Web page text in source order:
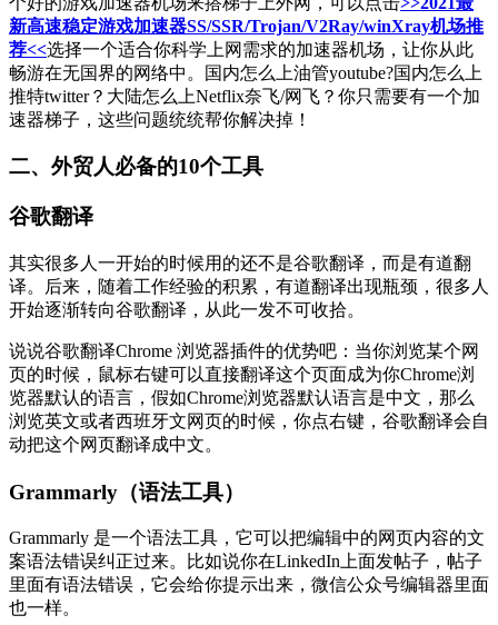
新高速稳定游戏加速器SS/SSR/Trojan/V2Ray/winXray机场推
荐<<选择一个适合你科学上网需求的加速器机场，让你从此
畅游在无国界的网络中。国内怎么上油管youtube?国内怎么上
推特twitter？大陆怎么上Netflix奈飞/网飞？你只需要有一个加
速器梯子，这些问题统统帮你解决掉！
二、外贸人必备的10个工具
谷歌翻译
其实很多人一开始的时候用的还不是谷歌翻译，而是有道翻
译。后来，随着工作经验的积累，有道翻译出现瓶颈，很多人
开始逐渐转向谷歌翻译，从此一发不可收拾。
说说谷歌翻译Chrome 浏览器插件的优势吧：当你浏览某个网
页的时候，鼠标右键可以直接翻译这个页面成为你Chrome浏
览器默认的语言，假如Chrome浏览器默认语言是中文，那么
浏览英文或者西班牙文网页的时候，你点右键，谷歌翻译会自
动把这个网页翻译成中文。
Grammarly（语法工具）
Grammarly 是一个语法工具，它可以把编辑中的网页内容的文
案语法错误纠正过来。比如说你在LinkedIn上面发帖子，帖子
里面有语法错误，它会给你提示出来，微信公众号编辑器里面
也一样。